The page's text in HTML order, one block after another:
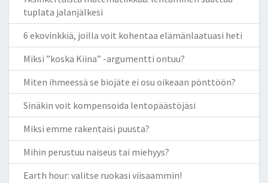
tuplata jalanjälkesi
6 ekovinkkiä, joilla voit kohentaa elämänlaatuasi heti
Miksi ”koska Kiina” -argumentti ontuu?
Miten ihmeessä se biojäte ei osu oikeaan pönttöön?
Sinäkin voit kompensoida lentopäästöjäsi
Miksi emme rakentaisi puusta?
Mihin perustuu naiseus tai miehyys?
Earth hour: valitse ruokasi viisaammin!